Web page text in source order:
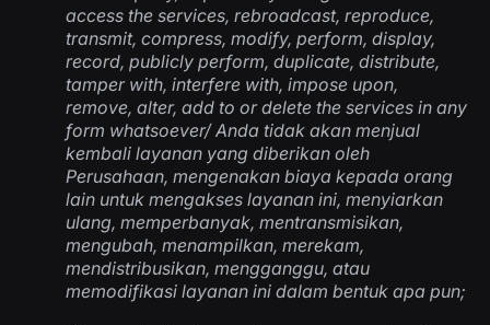
access the services, rebroadcast, reproduce,
transmit, compress, modify, perform, display,
record, publicly perform, duplicate, distribute,
tamper with, interfere with, impose upon,
remove, alter, add to or delete the services in any
form whatsoever/Anda tidak akan menjual
kembali layanan yang diberikan oleh
Perusahaan, mengenakan biaya kepada orang
lain untuk mengakses layanan ini, menyiarkan
ulang, memperbanyak, mentransmisikan,
mengubah, menampilkan, merekam,
mendistribusikan, mengganggu, atau
memodifikasi layanan ini dalam bentuk apa pun;